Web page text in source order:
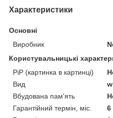
Характеристики
Основні
Виробник
Користувальницькі
PiP (картинка в картинці)
Вид
Вбудована пам'ять
Гарантійний термін, міс.
6